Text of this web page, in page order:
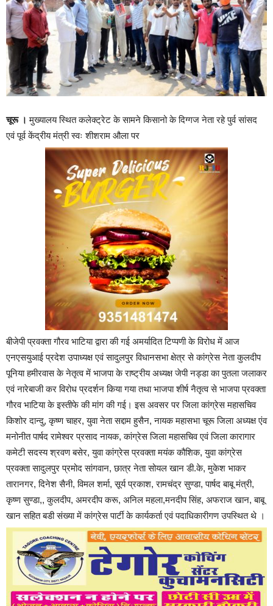
चूरू । मुख्यालय स्थित कलेक्ट्रेट के सामने किसानो के दिग्गज नेता रहे पुर्व सांसद
एवं पूर्व केंद्रीय मंत्री स्वः शीशराम औला पर
बीजेपी प्रवक्ता गौरव भाटिया द्वारा की गई अमर्यादित टिप्पणी के विरोध में आज
एनएसयुआई प्रदेश उपाध्यक्ष एवं सादुलपुर विधानसभा क्षेत्र से कांग्रेस नेता कुलदीप
पूनिया हमीरवास के नेतृत्व में भाजपा के राष्ट्रीय अध्यक्ष जेपी नड्डा का पुतला जलाकर
एवं नारेबाजी कर विरोध प्रदर्शन किया गया तथा भाजपा शीर्ष नैतृत्व से भाजपा प्रवक्ता
गौरव भाटिया के इस्तीफे की मांग की गई। इस अवसर पर जिला कांग्रेस महासचिव
किशोर दान्दु, कृष्ण चाहर, युवा नेता सद्दाम हुसैन, नायक महासभा चूरू जिला अध्यक्ष एंव
मनोनीत पार्षद रामेश्वर प्रसाद नायक, कांग्रेस जिला महासचिव एवं जिला कारागार
कमेटी सदस्य श्रवण बसेर, युवा कांग्रेस प्रवक्ता मयंक कौशिक, युवा कांग्रेस
प्रवक्ता सादुलपुर प्रमोद सांगवान, छात्र नेता सोयल खान डी.के, मुकेश भाकर
तारानगर, दिनेश सैनी, विमल शर्मा, सूर्य प्रकाश, रामचंद्र सुण्डा, पार्षद बाबू मंत्री,
कृष्ण सुण्डा,, कुलदीप, अमरदीप करू, अनिल महला,मनदीप सिंह, अफराज खान, बाबू
खान सहित बडी संख्या में कांग्रेस पार्टी के कार्यकर्ता एवं पदाधिकारीगण उपस्थित थे ।